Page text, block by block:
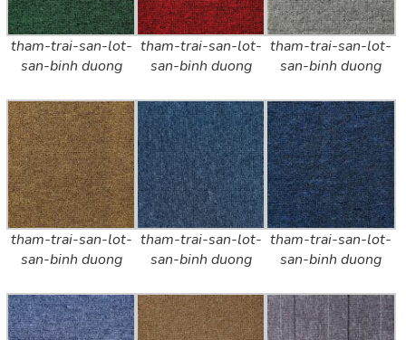
tham-trai-san-lot-
san-binh duong
tham-trai-san-lot-
san-binh duong
tham-trai-san-lot-
san-binh duong
tham-trai-san-lot-
san-binh duong
tham-trai-san-lot-
san-binh duong
tham-trai-san-lot-
san-binh duong